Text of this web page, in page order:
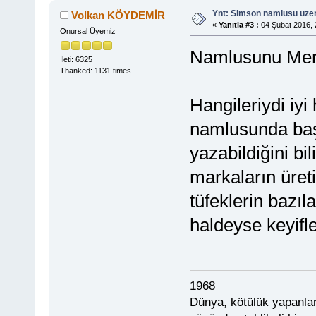
Volkan KÖYDEMİR
Onursal Üyemiz
İleti: 6325
Thanked: 1131 times
Ynt: Simson namlusu
« Yanıtla #3 : 04 Şubat 2016,
Namlusunu
Hangileriydi iyi
namlusunda
yazabildiğini
markaların
tüfeklerin
haldeyse
1968
Dünya, kötülük